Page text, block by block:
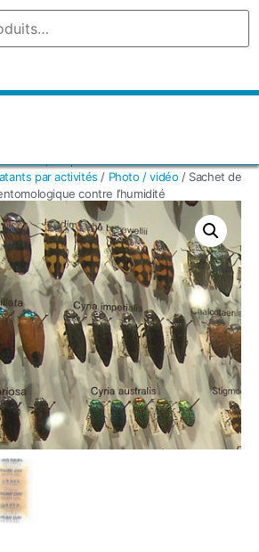
par activités / Photo / vidéo / Sachet de
contre l’humidité